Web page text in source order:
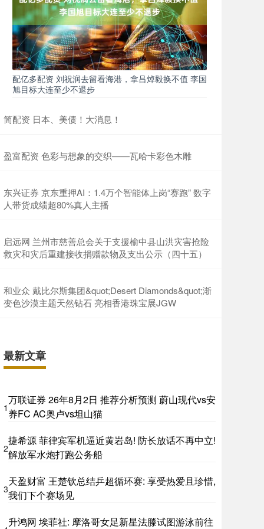
配亿多配资 刘祝润去留看海港，拿吕焯毅换不值 李国
旭目标大连至少不退步
简配资 日本、美债！大消息！
盈富配资 色彩与想象的交织——瓦哈卡彩色木雕
东兴证券 京东重押AI：1.4万个智能体上岗“赛跑” 数字
人带货成绩超80%真人主播
启远网 兰州市慈善总会关于支援榆中县山洪灾害抢险
救灾和灾后重建接收捐赠款物及支出公示（四十五）
和业众 戴比尔斯集团&quot;Desert Diamonds&quot;渐
变色沙漠主题天然钻石 亮相香港珠宝展JGW
最新文章
1
万联证券 26年8月2日 推荐分析预测 蔚山现代vs安
养FC AC奥卢vs坦山猫
2
捷希源 菲律宾军机逼近黄岩岛! 防长放话不再中立!
解放军水炮打跑公务船
3
天盈财富 王楚钦总结乒超循环赛: 享受热爱且珍惜,
我们下个赛场见
升鸿网 埃菲社: 摩洛哥女足新星法滕试图游泳前往